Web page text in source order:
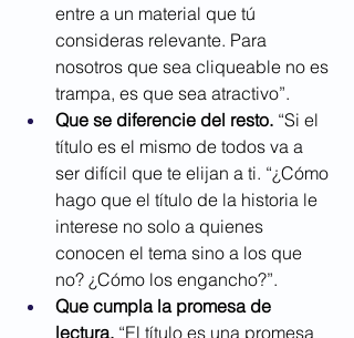
entre a un material que tú
consideras relevante. Para
nosotros que sea cliqueable no es
trampa, es que sea atractivo”.
Que se diferencie del resto. “Si el
título es el mismo de todos va a
ser difícil que te elijan a ti. “¿Cómo
hago que el título de la historia le
interese no solo a quienes
conocen el tema sino a los que
no? ¿Cómo los engancho?”.
Que cumpla la promesa de
lectura. “El título es una promesa